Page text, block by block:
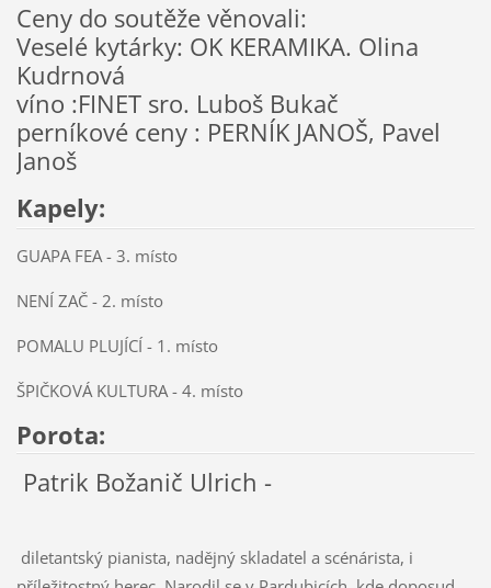
Ceny do soutěže věnovali:
Veselé kytárky: OK KERAMIKA. Olina
Kudrnová
víno :FINET sro. Luboš Bukač
perníkové ceny : PERNÍK JANOŠ, Pavel
Janoš
Kapely:
GUAPA FEA - 3. místo
NENÍ ZAČ - 2. místo
POMALU PLUJÍCÍ - 1. místo
ŠPIČKOVÁ KULTURA - 4. místo
Porota:
Patrik Božanič Ulrich -
diletantský pianista, nadějný skladatel a scénárista, i